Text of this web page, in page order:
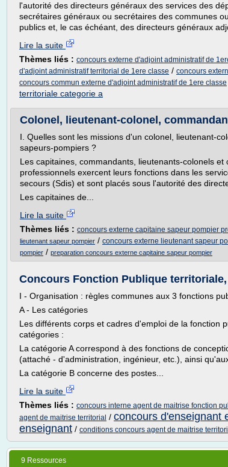
l'autorité des directeurs généraux des services des
secrétaires généraux ou secrétaires des communes
publics et, le cas échéant, des directeurs généraux
Lire la suite
Thèmes liés : concours externe d'adjoint administratif de
d'adjoint administratif territorial de 1ere classe / concours
concours commun externe d'adjoint administratif de 1ere classe
territoriale categorie a
Colonel, lieutenant-colonel,
I. Quelles sont les missions d'un colonel, lieutenant-
sapeurs-pompiers ?
Les capitaines, commandants, lieutenants-colonels
professionnels exercent leurs fonctions dans les
secours (Sdis) et sont placés sous l'autorité des
Les capitaines de...
Lire la suite
Thèmes liés : concours externe capitaine sapeur pompier
lieutenant sapeur pompier / concours externe lieutenant sapeur
pompier / preparation concours externe capitaine sapeur pompier
Concours Fonction Publique
I - Organisation : règles communes aux 3 fonctions
A - Les catégories
Les différents corps et cadres d'emploi de la fonction
catégories :
La catégorie A correspond à des fonctions de
(attaché - d'administration, ingénieur, etc.), ainsi
La catégorie B concerne des postes...
Lire la suite
Thèmes liés : concours interne agent de maitrise fonction
agent de maitrise territorial / concours d'enseignant
enseignant / conditions concours agent de maitrise
9 Ressources